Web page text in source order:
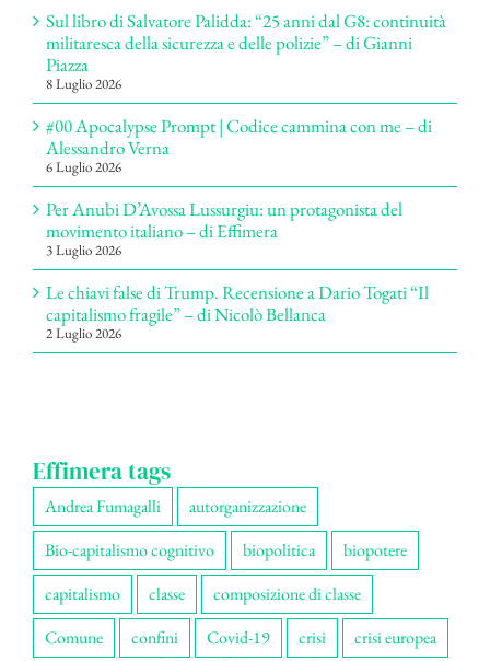
Sul libro di Salvatore Palidda: “25 anni dal G8: continuità
militaresca della sicurezza e delle polizie” – di Gianni
Piazza
8 Luglio 2026
#00 Apocalypse Prompt | Codice cammina con me – di
Alessandro Verna
6 Luglio 2026
Per Anubi D’Avossa Lussurgiu: un protagonista del
movimento italiano – di Effimera
3 Luglio 2026
Le chiavi false di Trump. Recensione a Dario Togati “Il
capitalismo fragile” – di Nicolò Bellanca
2 Luglio 2026
Effimera tags
Andrea Fumagalli
autorganizzazione
Bio-capitalismo cognitivo
biopolitica
biopotere
capitalismo
classe
composizione di classe
Comune
confini Covid-19 crisi
crisi europea